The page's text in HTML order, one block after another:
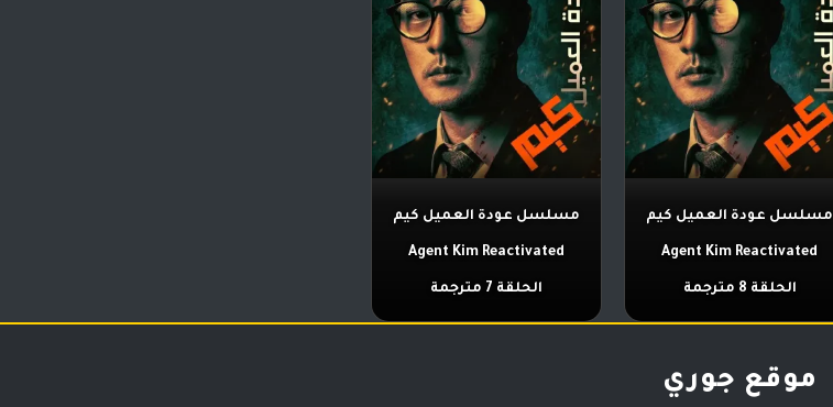
مسلسل عودة العميل كيم
Agent Kim Reactivated
الحلقة 8 مترجمة
مسلسل عودة العميل كيم
Agent Kim Reactivated
الحلقة 7 مترجمة
موقع جوري